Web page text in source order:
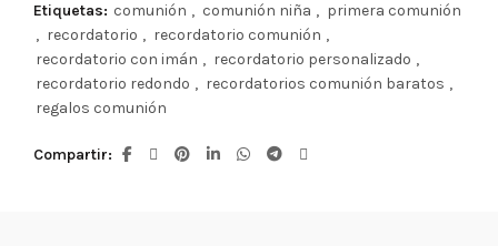
Etiquetas: comunión , comunión niña , primera comunión
, recordatorio , recordatorio comunión ,
recordatorio con imán , recordatorio personalizado ,
recordatorio redondo , recordatorios comunión baratos ,
regalos comunión
Compartir